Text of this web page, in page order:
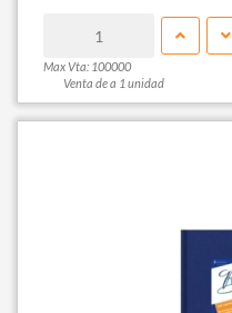
Max Vta: 100000
Venta de a 1 unidad